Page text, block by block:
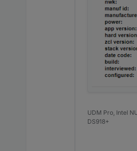
UDM Pro, Intel
DS918+